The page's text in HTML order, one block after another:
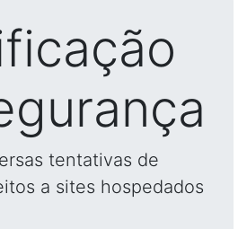
tentativas de
a sites hospedados